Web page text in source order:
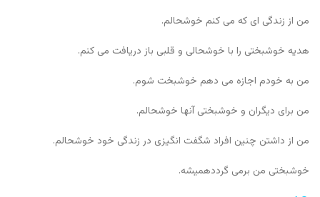
من از زندگی ای که می کنم خوشحالم.
هدیه خوشبختی را با خوشحالی و قلبی باز دریافت می کنم.
من به خودم اجازه می دهم خوشبخت شوم.
من برای دیگران و خوشبختی آنها خوشحالم.
من از داشتن چنین افراد شگفت انگیزی در زندگی خود خوشحالم.
خوشبختی من برمی گرددهمیشه.